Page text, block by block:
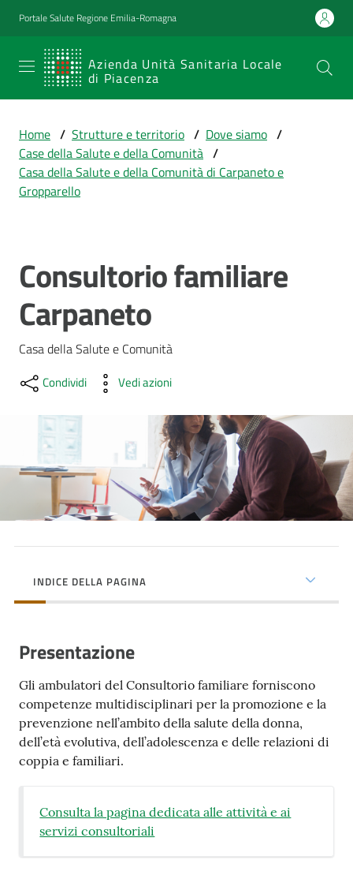
Vai al contenuto
Vai alla navigazione
Vai al footer
Portale Salute Regione Emilia-Romagna
Azienda Unità Sanitaria Locale
di Piacenza
SERVIZIO
SANITARIO
Emilia-
Romagna
Azienda Unità
Sanitaria Locale
Prestazioni
e
percorsi
di
cura
Come
per...
Strutture
e
a
Piacenza
Costruiamo
Salute
Home / Strutture e territorio / Dove siamo /
Case della Salute e della Comunità /
Casa della Salute e della Comunità di Carpaneto e
Gropparello
Salta al contenuto
Consultorio familiare
Carpaneto
Casa della Salute e Comunità
Condividi Vedi azioni
INDICE DELLA PAGINA
Presentazione
Gli ambulatori del Consultorio familiare forniscono
competenze multidisciplinari per la promozione e la
prevenzione nell’ambito della salute della donna,
dell’età evolutiva, dell’adolescenza e delle relazioni di
coppia e familiari.
Consulta la pagina dedicata alle attività e ai
servizi consultoriali